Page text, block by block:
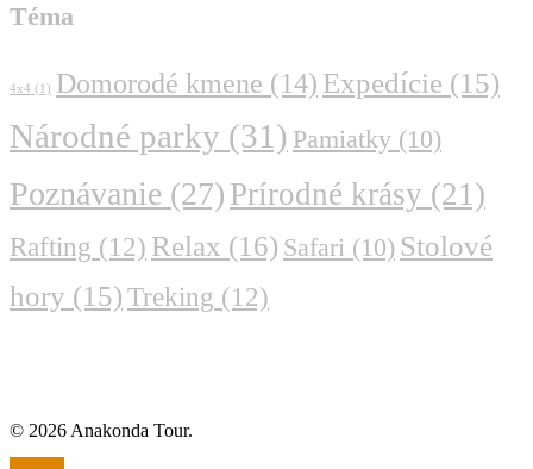
Téma
4x4 (1) Domorodé kmene (14) Expedície (15)
Národné parky (31) Pamiatky (10)
Poznávanie (27) Prírodné krásy (21)
Rafting (12) Relax (16) Safari (10) Stolové
hory (15)Treking (12)
© 2026 Anakonda Tour.